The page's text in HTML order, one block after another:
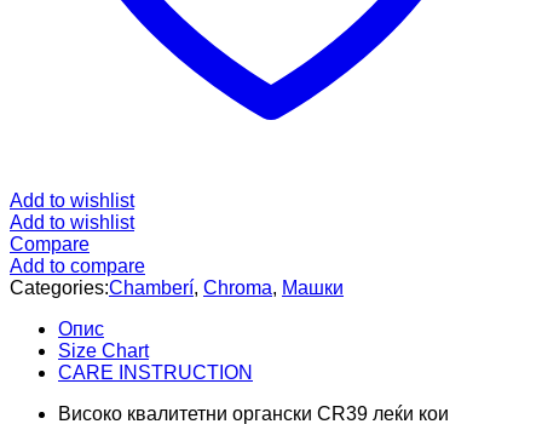
Add to wishlist
Add to wishlist
Compare
Add to compare
Categories:Chamberí, Chroma, Машки
Опис
Size Chart
CARE INSTRUCTION
Високо квалитетни органски CR39 леќи кои